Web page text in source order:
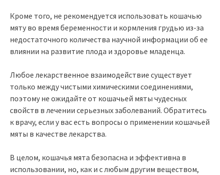
Кроме того, не рекомендуется использовать кошачью
мяту во время беременности и кормления грудью из-за
недостаточного количества научной информации об ее
влиянии на развитие плода и здоровье младенца.
Любое лекарственное взаимодействие существует
только между чистыми химическими соединениями,
поэтому не ожидайте от кошачьей мяты чудесных
свойств в лечении серьезных заболеваний. Обратитесь
к врачу, если у вас есть вопросы о применении кошачьей
мяты в качестве лекарства.
В целом, кошачья мята безопасна и эффективна в
использовании, но, как и с любым другим веществом,